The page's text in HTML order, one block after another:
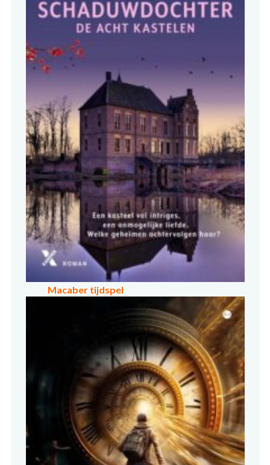
Macaber tijdspel